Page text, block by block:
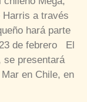
Harris a través
hará parte
de febrero El
se presentará
en Chile, en